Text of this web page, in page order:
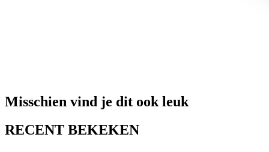
Misschien vind je dit ook leuk
RECENT BEKEKEN